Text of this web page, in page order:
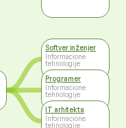
Softver inženjer
Informacione
tehnologije
Programer
Informacione
tehnologije
IT arhitekta
Informacione
tehnologije